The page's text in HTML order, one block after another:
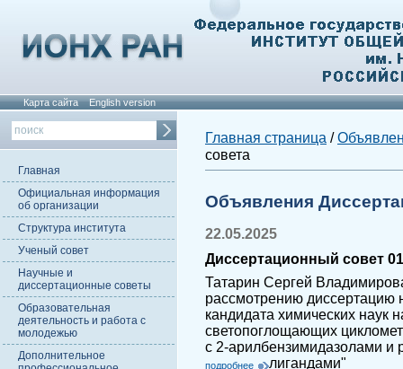
Карта сайта English version
Главная
Официальная информация
об организации
Структура института
Ученый совет
Научные и
диссертационные советы
Образовательная
деятельность и работа с
молодежью
Дополнительное
Главная страница /
совета
Объявления
22.05.2025
Диссертационный совет
Татарин Сергей
рассмотрению диссертацию
кандидата химических наук
светопоглощающих
с 2-арилбензимидазолами и
лигандами"
подробнее